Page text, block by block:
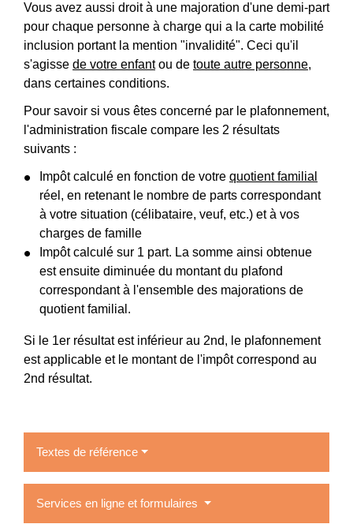
Vous avez aussi droit à une majoration d'une demi-part
pour chaque personne à charge qui a la carte mobilité
inclusion portant la mention "invalidité". Ceci qu'il
s'agisse de votre enfantou de toute autre personne,
dans certaines conditions.
Pour savoir si vous êtes concerné par le plafonnement,
l'administration fiscale compare les 2 résultats
suivants :
Impôt calculé en fonction de votre quotient familial
réel, en retenant le nombre de parts correspondant
à votre situation (célibataire, veuf, etc.) et à vos
charges de famille
Impôt calculé sur 1 part. La somme ainsi obtenue
est ensuite diminuée du montant du plafond
correspondant à l'ensemble des majorations de
quotient familial.
Si le 1er résultat est inférieur au 2nd, le plafonnement
est applicable et le montant de l'impôt correspond au
2nd résultat.
Textes de référence
Services en ligne et formulaires